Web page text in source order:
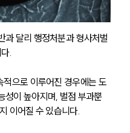
과 달리 행정처분과 형사처벌
.
으로 이루어진 경우에는 도
성이 높아지며, 벌점 부과뿐
이어질 수 있습니다.